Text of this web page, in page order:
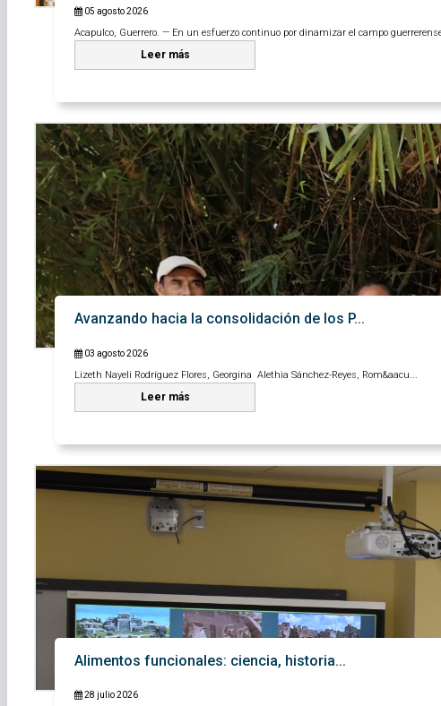
05 agosto 2026
Acapulco, Guerrero. — En un esfuerzo continuo por dinamizar el campo
Leer más
Avanzando hacia la consolidación de los P...
03 agosto 2026
Lizeth Nayeli Rodríguez Flores, Georgina Alethia Sánchez-Reyes, Rom&aacu...
Leer más
Alimentos funcionales: ciencia, historia...
28 julio 2026